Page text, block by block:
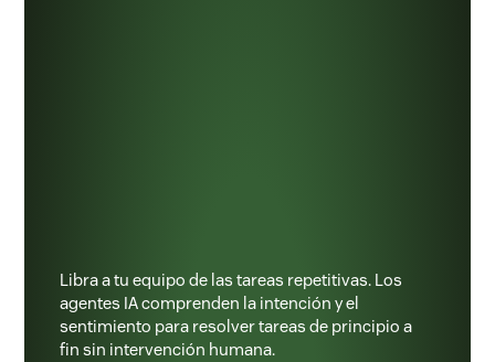
Libra a tu equipo de las tareas repetitivas. Los
agentes IA comprenden la intención y el
sentimiento para resolver tareas de principio a
fin sin intervención humana.